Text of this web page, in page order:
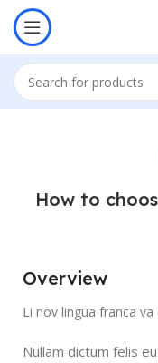
How to
Overview
Li nov lingua franca va
Nullam dictum felis